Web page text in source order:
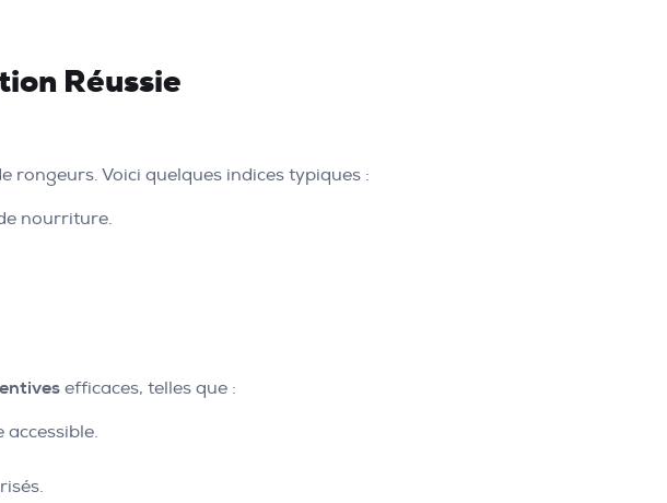
Réussie
Voici quelques indices typiques :
nourriture.
efficaces, telles que :